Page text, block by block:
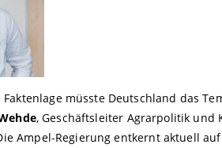
müsste Deutschland das
, Geschäftsleiter Agrarpolitik und
Ampel-Regierung entkernt aktuell